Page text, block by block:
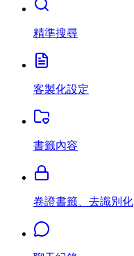
精準搜尋
客製化設定
書籤內容
卷證書籤、去識別化